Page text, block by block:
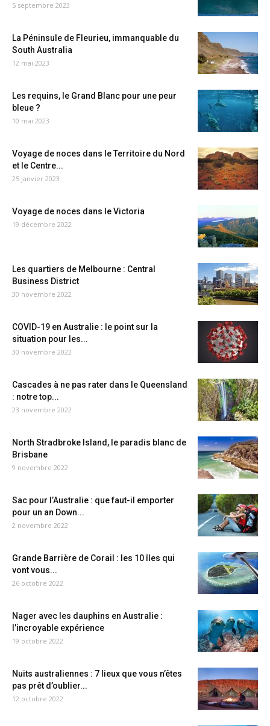
5 septembre 2023
La Péninsule de Fleurieu, immanquable du
South Australia
12 mai 2023
Les requins, le Grand Blanc pour une peur
bleue ?
10 mai 2023
Voyage de noces dans le Territoire du Nord
et le Centre...
25 janvier 2023
Voyage de noces dans le Victoria
19 décembre 2022
Les quartiers de Melbourne : Central
Business District
30 novembre 2022
COVID-19 en Australie : le point sur la
situation pour les...
30 novembre 2022
Cascades à ne pas rater dans le Queensland
: notre top...
23 novembre 2022
North Stradbroke Island, le paradis blanc de
Brisbane
9 novembre 2022
Sac pour l’Australie : que faut-il emporter
pour un an Down...
2 novembre 2022
Grande Barrière de Corail : les 10 îles qui
vont vous...
26 octobre 2022
Nager avec les dauphins en Australie :
l’incroyable expérience
19 octobre 2022
Nuits australiennes : 7 lieux que vous n’êtes
pas prêt d’oublier...
12 octobre 2022